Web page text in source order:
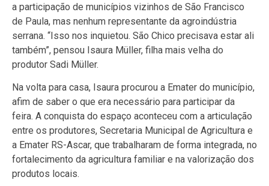
a participação de municípios vizinhos de São Francisco
de Paula, mas nenhum representante da agroindústria
serrana. “Isso nos inquietou. São Chico precisava estar ali
também”, pensou Isaura Müller, filha mais velha do
produtor Sadi Müller.
Na volta para casa, Isaura procurou a Emater do município,
afim de saber o que era necessário para participar da
feira. A conquista do espaço aconteceu com a articulação
entre os produtores, Secretaria Municipal de Agricultura e
a Emater RS-Ascar, que trabalharam de forma integrada, no
fortalecimento da agricultura familiar e na valorização dos
produtos locais.